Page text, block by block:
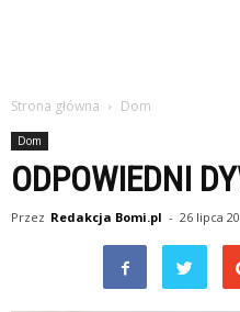
Strona główna Dom
Dom
ODPOWIEDNI
Przez Redakcja Bomi.pl - 26 lipca